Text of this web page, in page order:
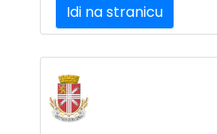
Idi na stranicu